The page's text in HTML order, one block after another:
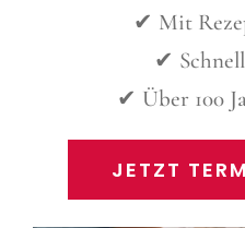
✔ Mit
✔
✔ Über 100
JETZT